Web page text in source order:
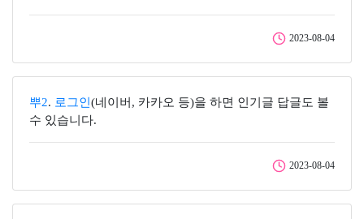
2023-08-04
뿌2. 로그인 (네이버, 카카오 등)을 하면 인기글 답글도 볼
수 있습니다.
2023-08-04